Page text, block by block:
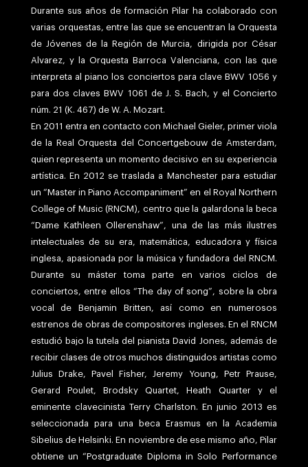
Durante sus años de formación Pilar ha colaborado con
varias orquestas, entre las que se encuentran la Orquesta
de Jóvenes de la Región de Murcia, dirigida por César
Alvarez, y la Orquesta Barroca Valenciana, con las que
interpreta al piano los conciertos para clave BWV 1056 y
para dos claves BWV 1061 de J. S. Bach, y el Concierto
núm. 21 (K. 467) de W. A. Mozart.
En 2011 entra en contacto con Michael Gieler, primer viola
de la Real Orquesta del Concertgebouw de Amsterdam,
quien representa un momento decisivo en su experiencia
artística. En 2012 se traslada a Manchester para estudiar
un “Master in Piano Accompaniment” en el Royal Northern
College of Music (RNCM), centro que la galardona la beca
“Dame Kathleen Ollerenshaw”, una de las más ilustres
intelectuales de su era, matemática, educadora y física
inglesa, apasionada por la música y fundadora del RNCM.
Durante su máster toma parte en varios ciclos de
conciertos, entre ellos “The day of song”, sobre la obra
vocal de Benjamin Britten, así como en numerosos
estrenos de obras de compositores ingleses. En el RNCM
estudió bajo la tutela del pianista David Jones, además de
recibir clases de otros muchos distinguidos artistas como
Julius Drake, Pavel Fisher, Jeremy Young, Petr Prause,
Gerard Poulet, Brodsky Quartet, Heath Quarter y el
eminente clavecinista Terry Charlston. En junio 2013 es
seleccionada para una beca Erasmus en la Academia
Sibelius de Helsinki. En noviembre de ese mismo año, Pilar
obtiene un “Postgraduate Diploma in Solo Performance